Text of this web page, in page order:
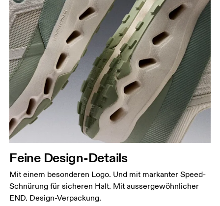
Feine Design-Details
Mit einem besonderen Logo. Und mit markanter Speed-
Schnürung für sicheren Halt. Mit aussergewöhnlicher
END. Design-Verpackung.